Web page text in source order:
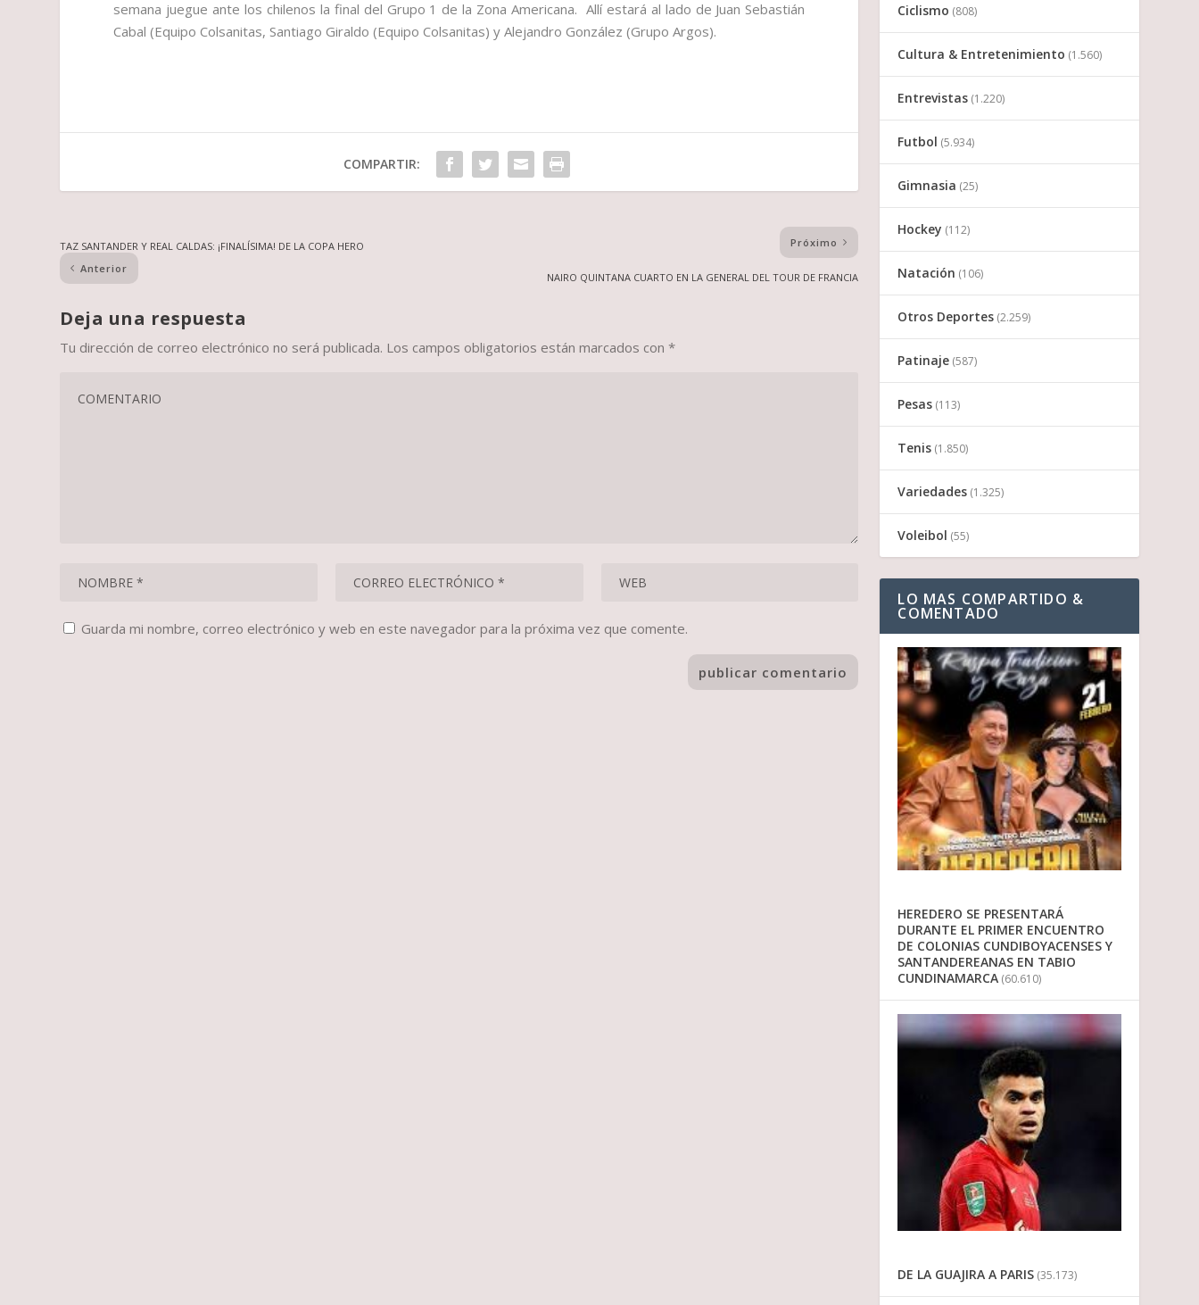
semana juegue ante los chilenos la final del Grupo 1 de la Zona Americana. Allí estará al lado de Juan Sebastián
Cabal (Equipo Colsanitas, Santiago Giraldo (Equipo Colsanitas) y Alejandro González (Grupo Argos).
COMPARTIR:
TAZ SANTANDER Y REAL CALDAS: ¡FINALÍSIMA! DE LA COPA HERO
Anterior
Próximo
NAIRO QUINTANA CUARTO EN LA GENERAL DEL TOUR DE FRANCIA
Deja una respuesta
Tu dirección de correo electrónico no será publicada. Los campos obligatorios están marcados con*
Guarda mi nombre, correo electrónico y web en este navegador para la próxima vez que comente.
Ciclismo (808)
Cultura & Entretenimiento (1.560)
Entrevistas (1.220)
Futbol (5.934)
Gimnasia (25)
Hockey (112)
Natación (106)
Otros Deportes (2.259)
Patinaje (587)
Pesas (113)
Tenis (1.850)
Variedades (1.325)
Voleibol (55)
LO MAS COMPARTIDO &
COMENTADO
HEREDERO SE PRESENTARÁ
DURANTE EL PRIMER ENCUENTRO
DE COLONIAS CUNDIBOYACENSES Y
SANTANDEREANAS EN TABIO
CUNDINAMARCA (60.610)
DE LA GUAJIRA A PARIS (35.173)